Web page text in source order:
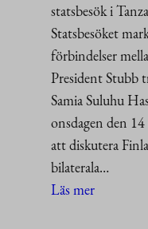
statsbesök i
Statsbesöket
förbindelser
President Stubb
Samia Suluhu
onsdagen den
att diskutera
bilaterala…
Läs mer: